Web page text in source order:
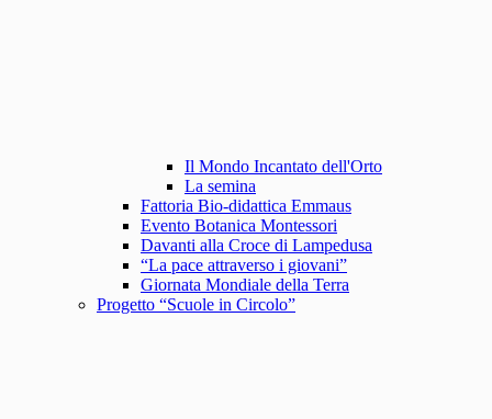
Il Mondo Incantato dell'Orto
La semina
Fattoria Bio-didattica Emmaus
Evento Botanica Montessori
Davanti alla Croce di Lampedusa
“La pace attraverso i giovani”
Giornata Mondiale della Terra
Progetto “Scuole in Circolo”